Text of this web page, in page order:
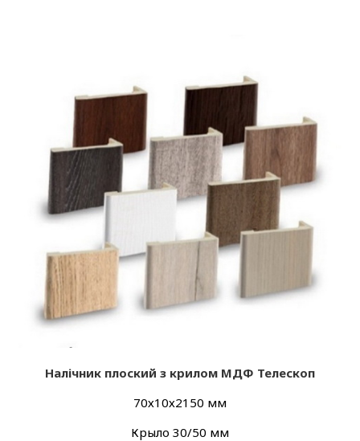
Налічник плоский з крилом МДФ Телескоп
70х10х2150 мм
Крыло 30/50 мм